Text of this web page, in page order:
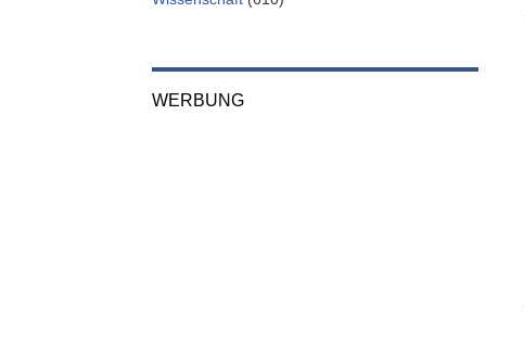
WERBUNG